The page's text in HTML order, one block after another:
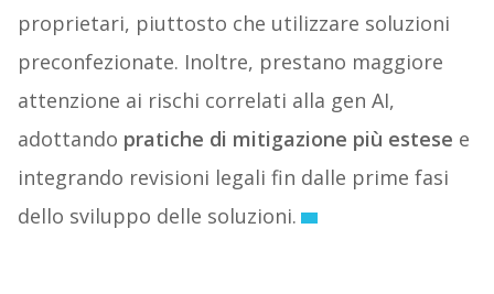
proprietari, piuttosto che utilizzare soluzioni
preconfezionate. Inoltre, prestano maggiore
attenzione ai rischi correlati alla gen AI,
adottando pratiche di mitigazione più estese e
integrando revisioni legali fin dalle prime fasi
dello sviluppo delle soluzioni.